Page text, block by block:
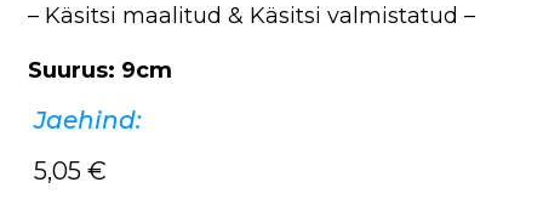
– Käsitsi maalitud & Käsitsi valmistatud –
Suurus: 9cm
Jaehind:
5,05 €